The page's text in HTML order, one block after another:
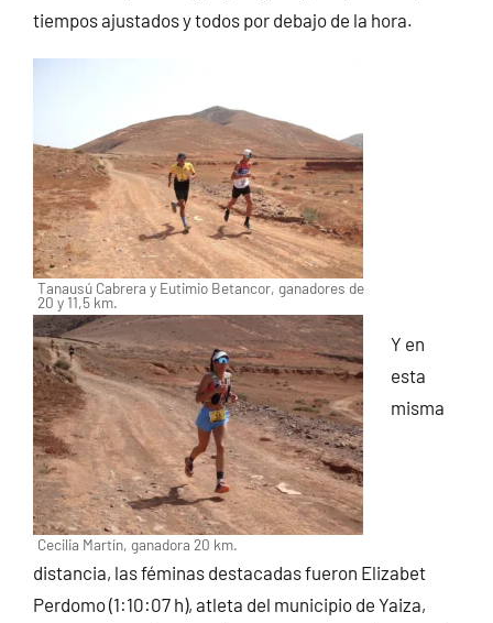
tiempos ajustados y todos por debajo de la hora.
Tanausú Cabrera y Eutimio Betancor, ganadores de
20 y 11,5 km.
Cecilia Martín, ganadora 20 km.
Y en
esta
misma
distancia, las féminas destacadas fueron Elizabet
Perdomo (1:10:07 h), atleta del municipio de Yaiza,